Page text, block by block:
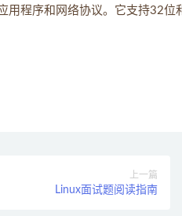
用程序和网络协议。它支持32
上一篇
Linux面试题阅读指南